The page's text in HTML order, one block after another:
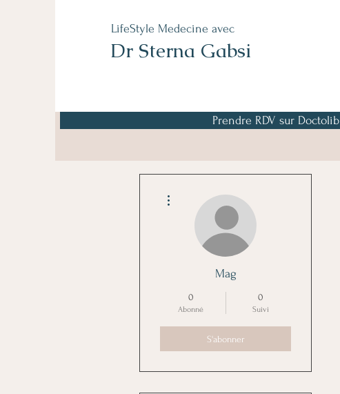
LifeStyle Medecine avec
Dr Sterna Gabsi
Prendre RDV sur Doctolib
Mag
0
Abonné
0
Suivi
S'abonner